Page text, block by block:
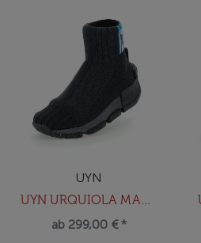
UYN
UYN URQUIOLA MAN URBAN SHOES BLACK
ab 299,00 € *